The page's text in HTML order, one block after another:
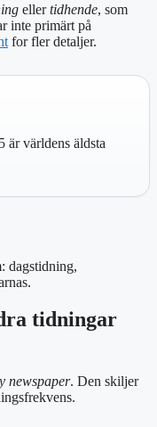
ellertidhende, som
inte primärt på
for fler detaljer.
är världens äldsta
dagstidning,
tidningar
newspaper. Den skiljer